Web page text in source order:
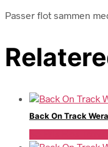
Passer flot sammen
Back On Track